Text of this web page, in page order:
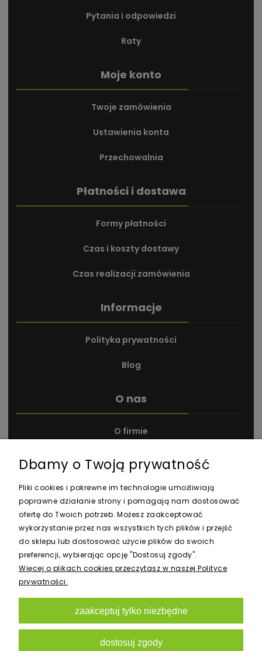
Pytania i odpowiedzi
Raty
Moje konto
Twoje zamówienia
Ustawienia konta
Przechowalnia
Płatności i dostawa
Formy płatności
Czas i koszty dostawy
Czas realizacji zamówienia
Informacje
Polityka prywatności
Blog
O nas
O firmie
Kontakt i dane firmy
Newsletter
Dbamy o Twoją prywatność
Pliki cookies i pokrewne im technologie umożliwiają
poprawne działanie strony i pomagają nam dostosować
ofertę do Twoich potrzeb. Możesz zaakceptować
wykorzystanie przez nas wszystkich tych plików i przejść
do sklepu lub dostosować użycie plików do swoich
preferencji, wybierając opcję "Dostosuj zgody".
Więcej o plikach cookies przeczytasz w naszej Polityce
prywatności.
zaakceptuj tylko niezbędne
dostosuj zgody